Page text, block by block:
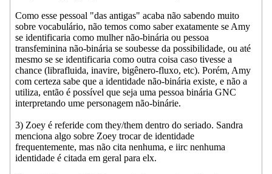
Como esse pessoal "das antigas" acaba não sabendo muito
sobre vocabulário, não temos como saber exatamente se Amy
se identificaria como mulher não-binária ou pessoa
transfeminina não-binária se soubesse da possibilidade, ou até
mesmo se se identificaria como outra coisa caso tivesse a
chance (librafluida, inavire, bigênero-fluxo, etc). Porém, Amy
com certeza sabe que a identidade não-binária existe, e não a
utiliza, então é possível que seja uma pessoa binária GNC
interpretando ume personagem não-binárie.
3) Zoey é referide com they/them dentro do seriado. Sandra
menciona algo sobre Zoey trocar de identidade
frequentemente, mas não cita nenhuma, e iirc nenhuma
identidade é citada em geral para elx.